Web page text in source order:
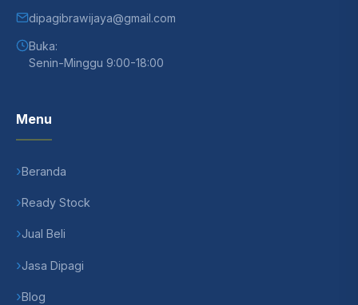
dipagibrawijaya@gmail.com
Buka:
Senin-Minggu 9:00-18:00
Menu
Beranda
Ready Stock
Jual Beli
Jasa Dipagi
Blog